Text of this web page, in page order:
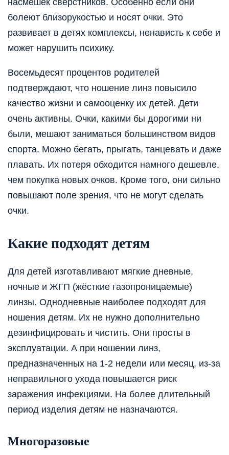
насмешек сверстников. Особенно если они
болеют близорукостью и носят очки. Это
развивает в детях комплексы, ненависть к себе и
может нарушить психику.
Восемьдесят процентов родителей
подтверждают, что ношение линз повысило
качество жизни и самооценку их детей. Дети
очень активны. Очки, какими бы дорогими ни
были, мешают заниматься большинством видов
спорта. Можно бегать, прыгать, танцевать и даже
плавать. Их потеря обходится намного дешевле,
чем покупка новых очков. Кроме того, они сильно
повышают поле зрения, что не могут сделать
очки.
Какие подходят детям
Для детей изготавливают мягкие дневные,
ночные и ЖГП (жёсткие газопроницаемые)
линзы. Однодневные наиболее подходят для
ношения детям. Их не нужно дополнительно
дезинфицировать и чистить. Они просты в
эксплуатации. А при ношении линз,
предназначенных на 1-2 недели или месяц, из-за
неправильного ухода повышается риск
заражения инфекциями. На более длительный
период изделия детям не назначаются.
Многоразовые